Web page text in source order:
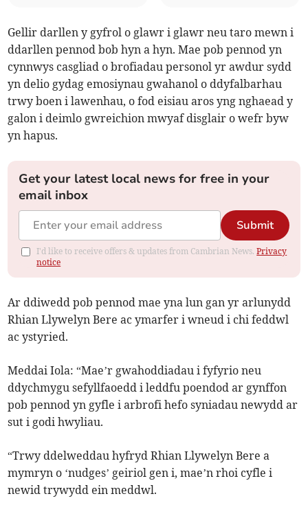
Gellir darllen y gyfrol o glawr i glawr neu taro mewn i
ddarllen pennod bob hyn a hyn. Mae pob pennod yn
cynnwys casgliad o brofiadau personol yr awdur sydd
yn delio gydag emosiynau gwahanol o ddyfalbarhau
trwy boen i lawenhau, o fod eisiau aros yng nghaead y
galon i deimlo gwreichion mwyaf disglair o wefr byw
yn hapus.
Get your latest local news for free in your
email inbox
Submit
I'd like to receive offers & updates from Cambrian News.Privacy
notice
Ar ddiwedd pob pennod mae yna lun gan yr arlunydd
Rhian Llywelyn Bere ac ymarfer i wneud i chi feddwl
ac ystyried.
Meddai Iola: “Mae’r gwahoddiadau i fyfyrio neu
ddychmygu sefyllfaoedd i leddfu poendod ar gynffon
pob pennod yn gyfle i arbrofi hefo syniadau newydd ar
sut i godi hwyliau.
“Trwy ddelweddau hyfryd Rhian Llywelyn Bere a
mymryn o ‘nudges’ geiriol gen i, mae’n rhoi cyfle i
newid trywydd ein meddwl.